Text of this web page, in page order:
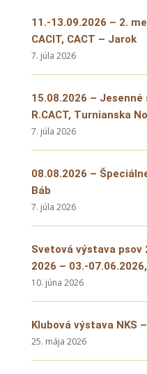
11.-13.09.2026 – 2.
CACIT, CACT – Jarok
7. júla 2026
15.08.2026 – Jesenné
R.CACT, Turnianska
7. júla 2026
08.08.2026 –
Báb
7. júla 2026
Svetová výstava psov
2026 – 03.-
10. júna 2026
Klubová výstava NKS
25. mája 2026